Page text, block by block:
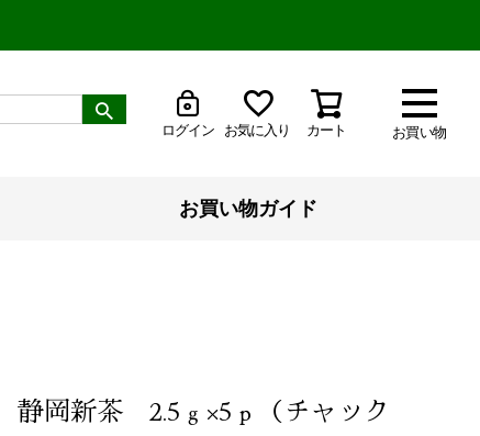
お買い物
ログイン お気に入り カート
お買い物ガイド
静岡新茶 2.5ｇ×5ｐ（チャック